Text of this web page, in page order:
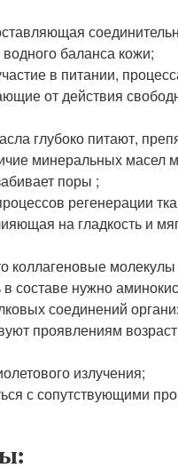
баланса кожи;
в питании,
от действия
глубоко питают,
минеральных масел
поры ;
регенерации
на гладкость и
коллагеновые
в составе нужно
соединений
проявлениям
излучения;
с сопутствующими